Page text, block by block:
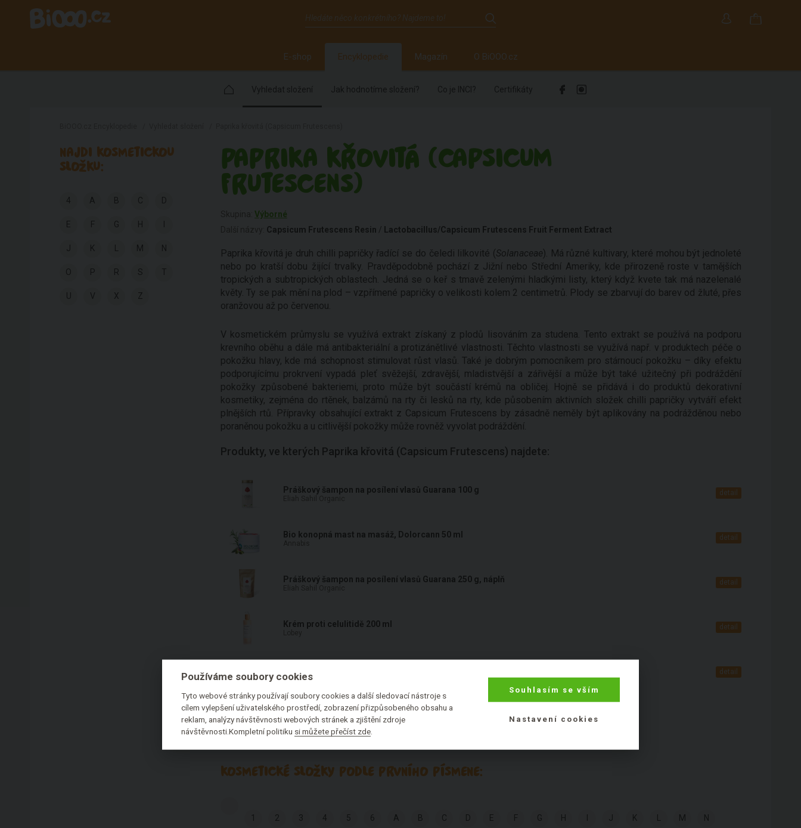
E-shop Encyklopedie Magazín O BiOOO.cz
Vyhledat složení Jak hodnotíme složení? Co je INCI? Certifikáty
NAJDI KOSMETICKOU
SLOŽKU:
4 A B C D
E F G H
J K M N
O P R S T
V X Z
PAPRIKA KŘOVITÁ (CAPSICUM
FRUTESCENS)
Výborné
Capsicum Frutescens Resin / Lactobacillus/Capsicum Frutescens Fruit Ferment Extract
Paprika křovitá je druh chilli papričky řadící se do čeledi lilkovité (Solanaceae). Má různé kultivary, které mohou být jednoleté
nebo po kratší dobu žijící trvalky. Pravděpodobně pochází z Jižní nebo Střední Ameriky, kde přirozeně roste v tamějších
tropických a subtropických oblastech. Jedná se o keř s tmavě zelenými hladkými listy, který když kvete tak má nazelenalé
květy. Ty se pak mění na plod – vzpřímené papričky o velikosti kolem 2 centimetrů. Plody se zbarvují do barev od žluté, přes
oranžovou až po červenou.
V kosmetickém průmyslu se využívá extrakt získaný z plodů lisováním za studena. Tento extrakt se používá na podporu
krevního oběhu a dále má antibakteriální a protizánětlivé vlastnosti. Těchto vlastnosti se využívá např. v produktech péče o
pokožku hlavy, kde má schopnost stimulovat růst vlasů. Také je dobrým pomocníkem pro stárnoucí pokožku – díky efektu
podporujícímu prokrvení vypadá pleť svěžejší, zdravější, mladistvější a zářivější a může být také užitečný při podráždění
pokožky způsobené bakteriemi, proto může být součástí krémů na obličej. Hojně se přidává i do produktů dekorativní
kosmetiky, zejména do rtěnek, balzámů na rty či lesků na rty, kde působením aktivních složek chilli papričky vytváří efekt
plnějších rtů. Přípravky obsahující extrakt z Capsicum Frutescens by zásadně neměly být aplikovány na podrážděnou nebo
poraněnou pokožku a u citlivější pokožky může rovněž vyvolat podráždění.
Produkty, ve kterých Paprika křovitá (Capsicum Frutescens) najdete:
Práškový šampon na posílení vlasů Guarana 100 g detail
Bio konopná mast na masáž, Dolorcann 50 ml detail
Práškový šampon na posílení vlasů Guarana 250 g, náplň detail
Krém proti celulitidě 200 ml detail
Eliah Sahil Organic
detail
KOSMETICKÉ SLOŽKY PODLE PRVNÍHO PÍSMENE:
1 2 3 4 5 6 A B C D E F G H I J K L M N
Používáme soubory cookies
Tyto webové stránky používají soubory cookies a další sledovací nástroje s
cílem vylepšení uživatelského prostředí, zobrazení přizpůsobeného obsahu a
reklam, analýzy návštěvnosti webových stránek a zjištění zdroje
návštěvnosti.Kompletní politiku si můžete přečíst zde
Souhlasím se vším
Nastavení cookies